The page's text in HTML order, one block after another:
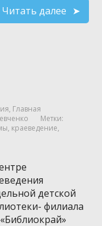
Читать далее
, Главная
Метки:
, краеведение,
детской
филиала